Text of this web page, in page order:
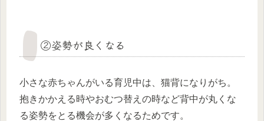
②姿勢が良くなる
小さな赤ちゃんがいる育児中は、猫背になりがち。
抱きかかえる時やおむつ替えの時など背中が丸くな
る姿勢をとる機会が多くなるためです。